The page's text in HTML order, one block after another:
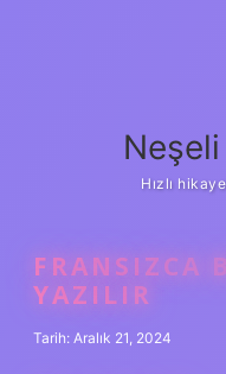
Hızlı
FRANSIZCA
YAZILIR
Tarih: Aralık 21, 2024